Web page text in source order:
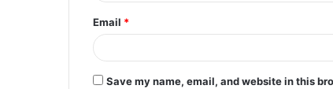
Email *
Save my name, email, and website in this